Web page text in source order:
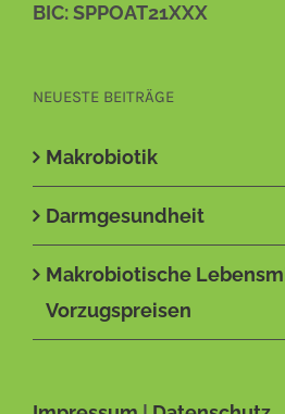
BIC: SPPOAT21XXX
NEUESTE BEITRÄGE
Makrobiotik
Darmgesundheit
Makrobiotische
Vorzugspreisen